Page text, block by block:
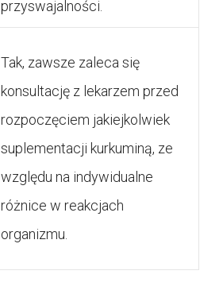
przyswajalności.
Tak, zawsze zaleca się
konsultację z lekarzem przed
rozpoczęciem jakiejkolwiek
suplementacji kurkuminą, ze
względu na indywidualne
różnice w reakcjach
organizmu.